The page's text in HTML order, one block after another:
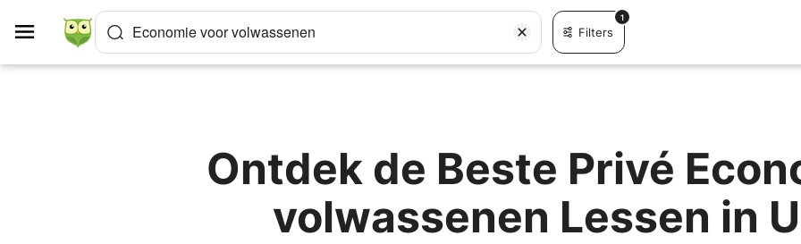
Economie voor volwassenen Filters
1
Ontdek de Beste Privé
volwassenen Lessen in